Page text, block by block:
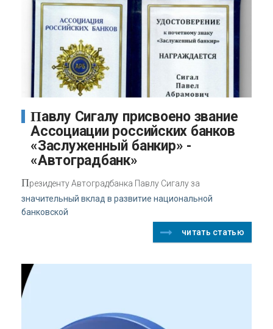
Павлу Сигалу присвоено звание
Ассоциации российских банков
«Заслуженный банкир» -
«Автоградбанк»
Президенту Автоградбанка Павлу Сигалу за
значительный вклад в развитие национальной
банковской
читать статью